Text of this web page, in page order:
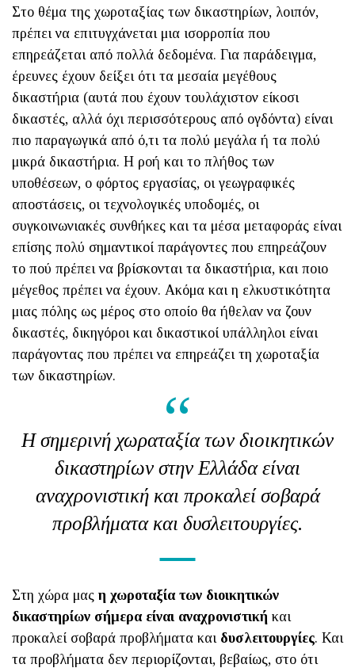
Στο θέμα της χωροταξίας των δικαστηρίων, λοιπόν,
πρέπει να επιτυγχάνεται μια ισορροπία που
επηρεάζεται από πολλά δεδομένα. Για παράδειγμα,
έρευνες έχουν δείξει ότι τα μεσαία μεγέθους
δικαστήρια (αυτά που έχουν τουλάχιστον είκοσι
δικαστές, αλλά όχι περισσότερους από ογδόντα) είναι
πιο παραγωγικά από ό,τι τα πολύ μεγάλα ή τα πολύ
μικρά δικαστήρια. Η ροή και το πλήθος των
υποθέσεων, ο φόρτος εργασίας, οι γεωγραφικές
αποστάσεις, οι τεχνολογικές υποδομές, οι
συγκοινωνιακές συνθήκες και τα μέσα μεταφοράς είναι
επίσης πολύ σημαντικοί παράγοντες που επηρεάζουν
το πού πρέπει να βρίσκονται τα δικαστήρια, και ποιο
μέγεθος πρέπει να έχουν. Ακόμα και η ελκυστικότητα
μιας πόλης ως μέρος στο οποίο θα ήθελαν να ζουν
δικαστές, δικηγόροι και δικαστικοί υπάλληλοι είναι
παράγοντας που πρέπει να επηρεάζει τη χωροταξία
των δικαστηρίων.
Η σημερινή χωραταξία των διοικητικών
δικαστηρίων στην Ελλάδα είναι
αναχρονιστική και προκαλεί σοβαρά
προβλήματα και δυσλειτουργίες.
Στη χώρα μας η χωροταξία των διοικητικών
δικαστηρίων σήμερα είναι αναχρονιστική και
προκαλεί σοβαρά προβλήματα και δυσλειτουργίες. Και
τα προβλήματα δεν περιορίζονται, βεβαίως, στο ότι